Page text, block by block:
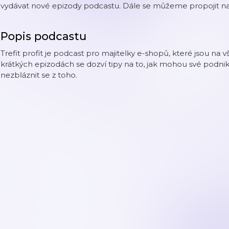
vydávat nové epizody podcastu. Dále se můžeme propojit
Popis podcastu
Trefit profit je podcast pro majitelky e-shopů, které jsou na
krátkých epizodách se dozví tipy na to, jak mohou své
nezbláznit se z toho.